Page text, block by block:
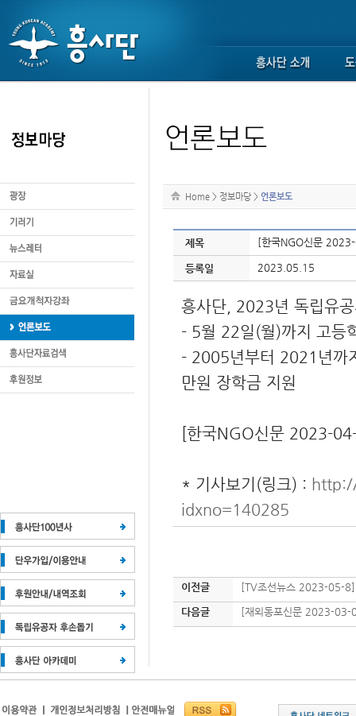
Home > 정보마당 > 언론보도
제목 [한국NGO신문
등록일 2023.05.15
흥사단, 2023년 독립유
- 5월 22일(월)까지 고등
- 2005년부터 2021년까
만원 장학금 지원
[한국NGO신문 2023-
* 기사보기(링크) :
idxno=140285
이전글 [TV조선뉴스 2023-05-8]
다음글 [재외동포신문 2023-03-